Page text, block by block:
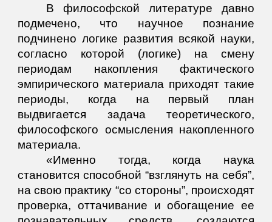
В философской литературе давно
подмечено, что научное познание
подчинено логике развития всякой науки,
согласно которой (логике) на смену
периодам накопления фактического
эмпирического материала приходят такие
периоды, когда на первый план
выдвигается задача теоретического,
философского осмысления накопленного
материала.
«Именно тогда, когда наука
становится способной “взглянуть на себя”,
на свою практику “со стороны”, происходят
проверка, оттачивание и обогащение ее